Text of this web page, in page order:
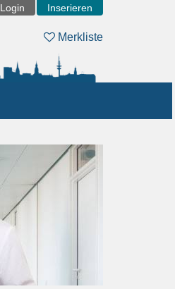
Login Inserieren
Merkliste